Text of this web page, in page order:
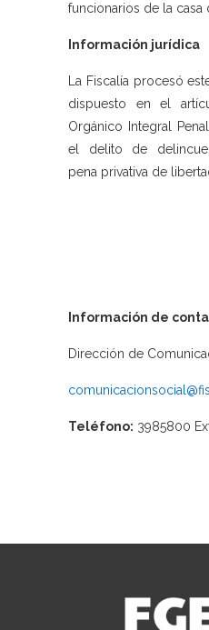
funcionarios de la casa
Información jurídica
La Fiscalía procesó
dispuesto en el
Orgánico Integral
el delito de
pena privativa de
Información de
Dirección de
Teléfono: 3985800